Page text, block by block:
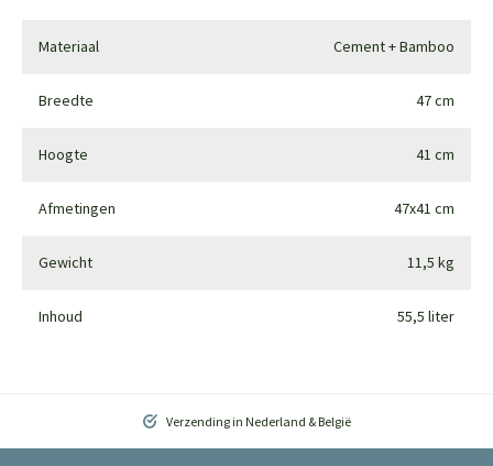
Materiaal Cement + Bamboo
Breedte 47 cm
Hoogte 41 cm
Afmetingen 47x41 cm
Gewicht 11,5 kg
Inhoud 55,5 liter
Verzending in Nederland & België